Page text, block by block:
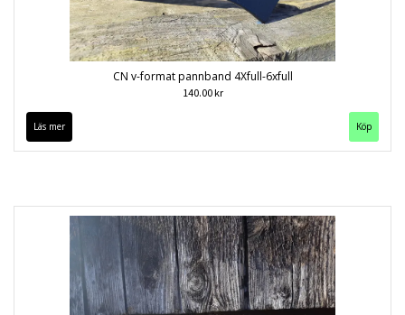
CN v-format pannband 4Xfull-6xfull
140.00 kr
Läs mer Köp